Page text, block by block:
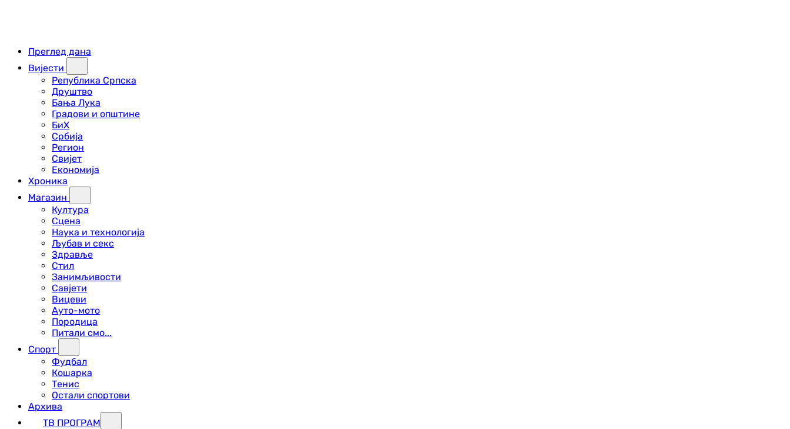
Преглед дана
Вијести
Република Српска
Друштво
Бања Лука
Градови и општине
БиХ
Србија
Регион
Свијет
Економија
Хроника
Магазин
Култура
Сцена
Наука и технологија
Љубав и секс
Здравље
Стил
Занимљивости
Савјети
Вицеви
Ауто-мото
Породица
Питали смо...
Спорт
Фудбал
Кошарка
Тенис
Остали спортови
Архива
ТВ ПРОГРАМ